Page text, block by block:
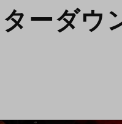
ーダウ